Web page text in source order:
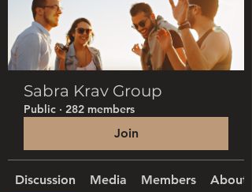
Sabra Krav Group
Public · 282 members
Join
Discussion Media Members About